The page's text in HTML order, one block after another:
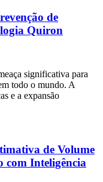
de
Quiron
significativa para
todo o mundo. A
e a expansão
de Volume
com Inteligência